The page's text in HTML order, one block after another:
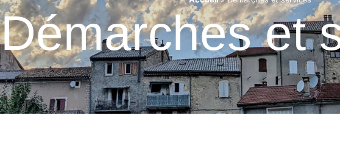
Démarches et